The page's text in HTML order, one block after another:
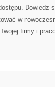
Dowiedz
w
firmy i